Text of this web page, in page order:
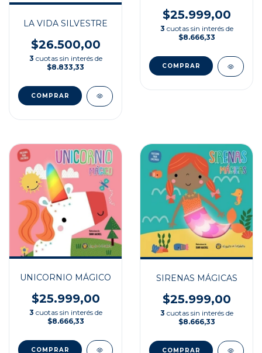
LA VIDA SILVESTRE
$26.500,00
3 cuotas sin interés de
$8.833,33
$25.999,00
3 cuotas sin interés de
$8.666,33
UNICORNIO MÁGICO
$25.999,00
3 cuotas sin interés de
$8.666,33
SIRENAS MÁGICAS
$25.999,00
3 cuotas sin interés de
$8.666,33